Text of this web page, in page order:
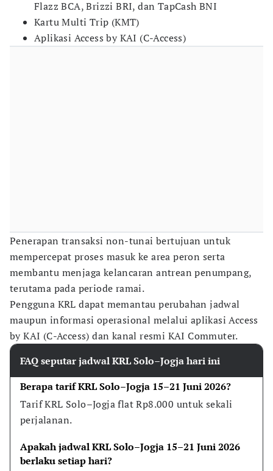
Flazz BCA, Brizzi BRI, dan TapCash BNI
Kartu Multi Trip (KMT)
Aplikasi Access by KAI (C-Access)
Penerapan transaksi non-tunai bertujuan untuk
mempercepat proses masuk ke area peron serta
membantu menjaga kelancaran antrean penumpang,
terutama pada periode ramai.
Pengguna KRL dapat memantau perubahan jadwal
maupun informasi operasional melalui aplikasi Access
by KAI (C-Access) dan kanal resmi KAI Commuter.
FAQ seputar jadwal KRL Solo–Jogja hari ini
Berapa tarif KRL Solo–Jogja 15–21 Juni 2026?
Tarif KRL Solo–Jogja flat Rp8.000 untuk sekali
perjalanan.
Apakah jadwal KRL Solo–Jogja 15–21 Juni 2026
berlaku setiap hari?